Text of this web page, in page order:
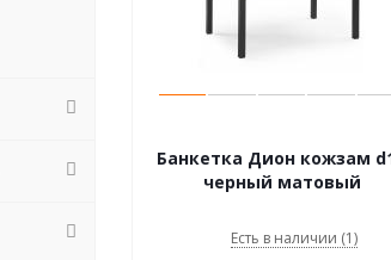
Банкетка Дион кожзам
черный матовый
Есть в наличии (1)